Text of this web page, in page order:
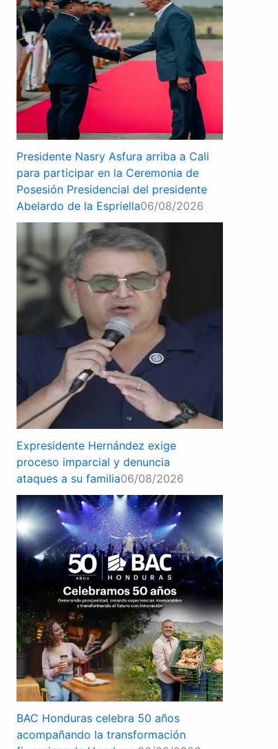
Presidente Nasry Asfura arriba a Cali
para participar en la Ceremonia de
Posesión Presidencial del presidente
Abelardo de la Espriella06/08/2026
Expresidente Hernández exige
proceso imparcial y denuncia
ataques a su familia06/08/2026
BAC Honduras celebra 50 años
acompañando la transformación